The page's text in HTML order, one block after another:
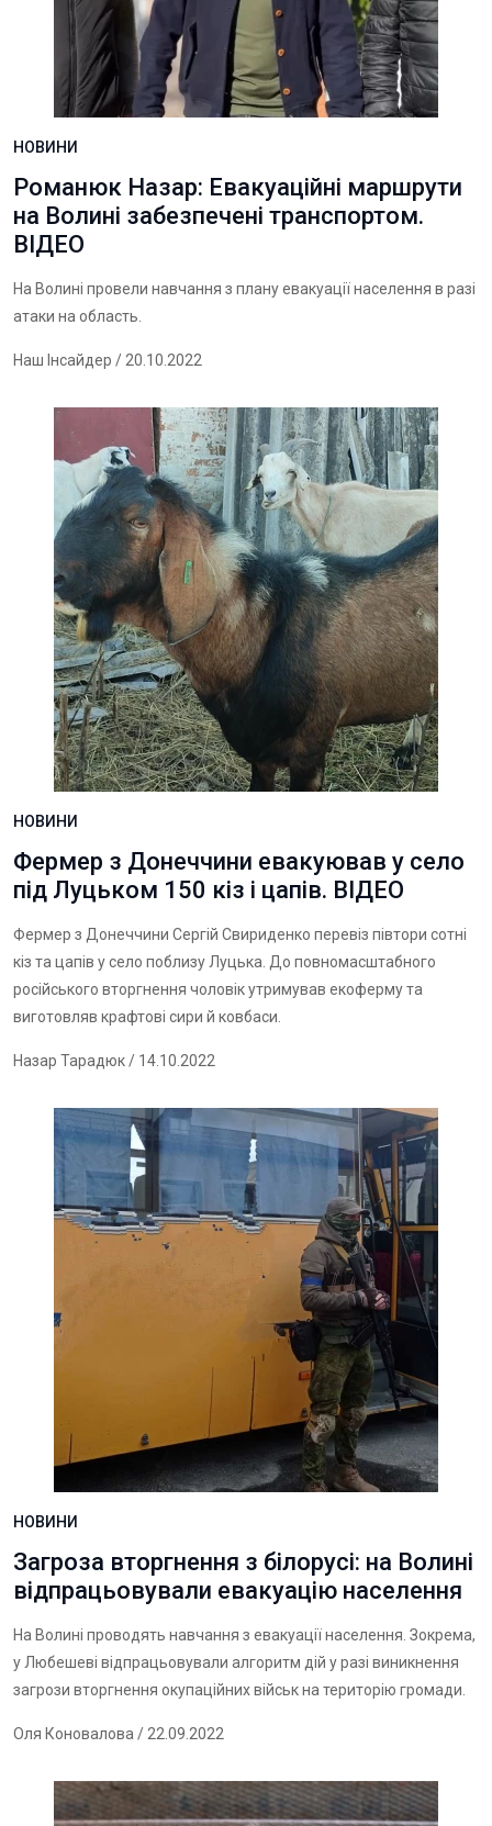
НОВИНИ
Романюк Назар: Евакуаційні маршрути
на Волині забезпечені транспортом.
ВІДЕО
На Волині провели навчання з плану евакуації населення в разі
атаки на область.
Наш Інсайдер / 20.10.2022
НОВИНИ
Фермер з Донеччини евакуював у село
під Луцьком 150 кіз і цапів. ВІДЕО
Фермер з Донеччини Сергій Свириденко перевіз півтори сотні
кіз та цапів у село поблизу Луцька. До повномасштабного
російського вторгнення чоловік утримував екоферму та
виготовляв крафтові сири й ковбаси.
Назар Тарадюк/ 14.10.2022
НОВИНИ
Загроза вторгнення з білорусі: на Волині
відпрацьовували евакуацію населення
На Волині проводять навчання з евакуації населення. Зокрема,
у Любешеві відпрацьовували алгоритм дій у разі виникнення
загрози вторгнення окупаційних військ на територію громади.
Оля Коновалова / 22.09.2022